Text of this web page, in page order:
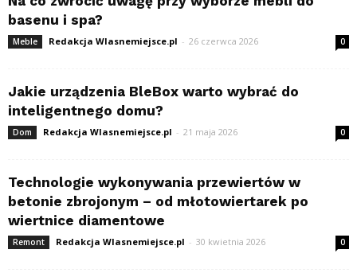
basenu i spa?
Meble Redakcja Wlasnemiejsce.pl - 26 czerwca 2026 0
Jakie urządzenia BleBox warto wybrać do
inteligentnego domu?
Dom Redakcja Wlasnemiejsce.pl - 21 maja 2026 0
Technologie wykonywania przewiertów w
betonie zbrojonym – od młotowiertarek po
wiertnice diamentowe
Remont Redakcja Wlasnemiejsce.pl - 30 kwietnia 2026 0